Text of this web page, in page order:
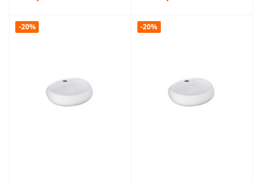
-20% -20%